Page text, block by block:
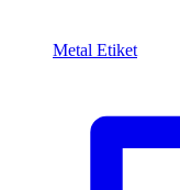
Metal Etiket